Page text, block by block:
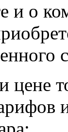
и о
цене